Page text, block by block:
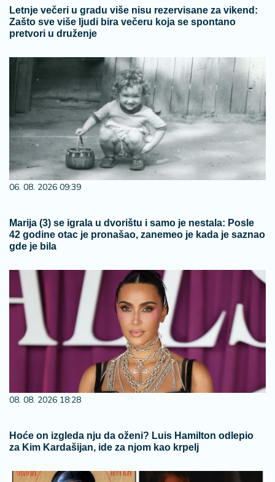
Letnje večeri u gradu više nisu rezervisane za vikend:
Zašto sve više ljudi bira večeru koja se spontano
pretvori u druženje
06. 08. 2026 09:39
Marija (3) se igrala u dvorištu i samo je nestala: Posle
42 godine otac je pronašao, zanemeo je kada je saznao
gde je bila
08. 08. 2026 18:28
Hoće on izgleda nju da oženi? Luis Hamilton odlepio
za Kim Kardašijan, ide za njom kao krpelj